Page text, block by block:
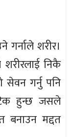
गर्नाले शरीर।
निकै
सेवन गर्नु पनि
हुन्छ जसले
बनाउन मद्दत